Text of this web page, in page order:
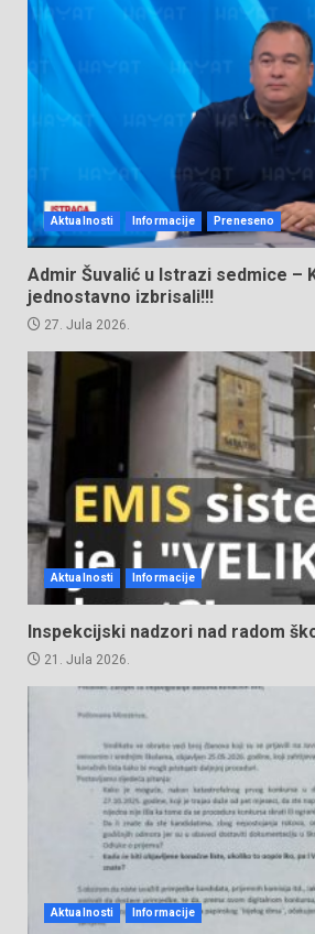
Aktualnosti Informacije Preneseno
Admir Šuvalić u Istrazi sedmice –
jednostavno izbrisali!!!
27. Jula 2026.
Aktualnosti Informacije
Inspekcijski nadzori nad radom
21. Jula 2026.
Aktualnosti Informacije